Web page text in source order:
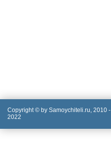
Copyright © by Samoychiteli.ru, 2010 -
2022